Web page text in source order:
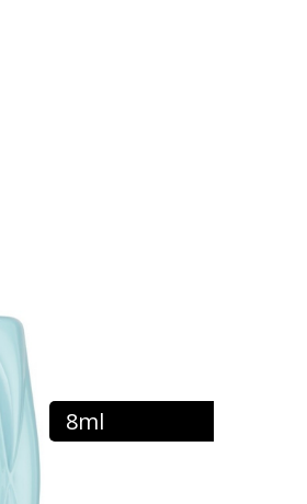
8ml